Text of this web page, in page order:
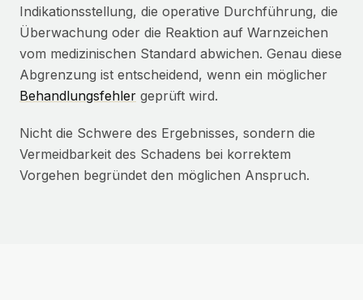
Indikationsstellung, die operative Durchführung, die
Überwachung oder die Reaktion auf Warnzeichen
vom medizinischen Standard abwichen. Genau diese
Abgrenzung ist entscheidend, wenn ein möglicher
Behandlungsfehler geprüft wird.
Nicht die Schwere des Ergebnisses, sondern die
Vermeidbarkeit des Schadens bei korrektem
Vorgehen begründet den möglichen Anspruch.